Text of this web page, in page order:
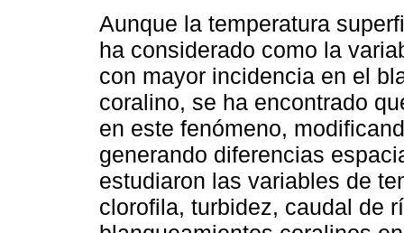
Aunque la temperatura
ha considerado como la
con mayor incidencia en el
coralino, se ha encontrado
en este fenómeno,
generando diferencias
estudiaron las variables de
clorofila, turbidez, caudal de